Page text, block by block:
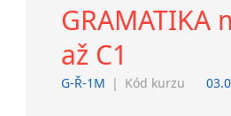
až C1
G-Ř-1M | Kód kurzu